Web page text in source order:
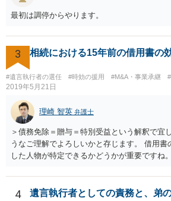
最初は調停からやります。
3 相続における15年前の借用書の
#遺言執行者の選任 #時効の援用 #M&A・事業承継
2019年5月21日
理崎 智英 弁護士
＞債務免除＝贈与＝特別受益という解釈で宜
うなご理解でよろしいかと存じます。 借用書
した人物が特定できるかどうかが重要ですね。
4
遺言執行者としての責務と、弟